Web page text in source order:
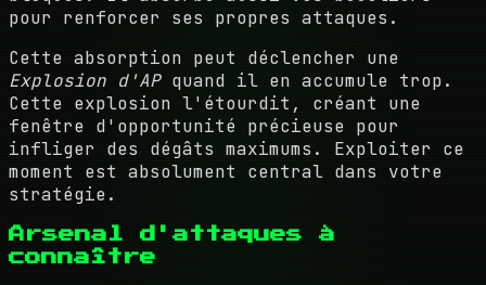
pour renforcer ses propres attaques.
Cette absorption peut déclencher une
Explosion d'APquand il en accumule trop.
Cette explosion l'étourdit, créant une
fenêtre d'opportunité précieuse pour
infliger des dégâts maximums. Exploiter ce
moment est absolument central dans votre
stratégie.
Arsenal d'attaques à
connaître